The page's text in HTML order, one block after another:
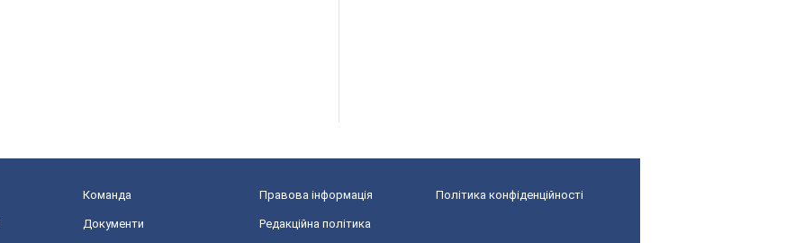
Команда Правова інформація Політика конфіденційності
Документи Редакційна політика